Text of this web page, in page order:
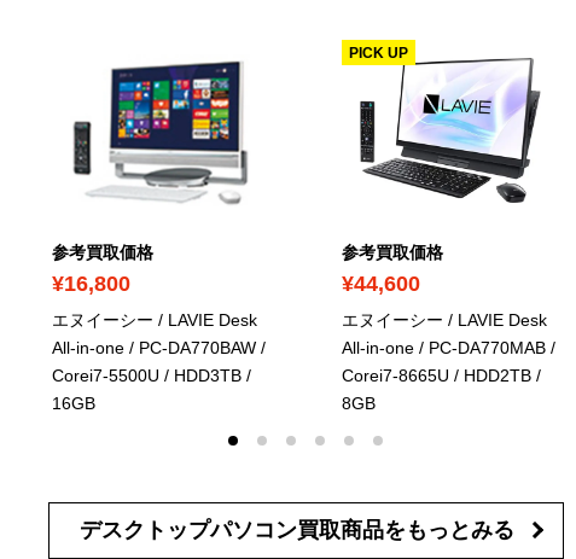
参考買取価格
¥16,800
エヌイーシー / LAVIE Desk
All-in-one / PC-DA770BAW /
Corei7-5500U / HDD3TB /
16GB
参考買取価格
¥44,600
PICK UP
エヌイーシー / LAVIE Desk
All-in-one / PC-DA770MAB /
Corei7-8665U / HDD2TB /
8GB
デスクトップパソコン買取商品を もっとみる